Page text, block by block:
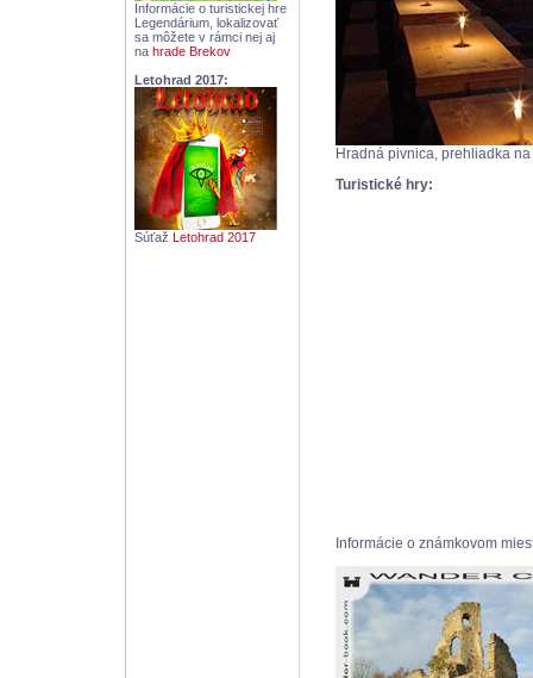
Informácie o turistickej hre
Legendárium, lokalizovať
sa môžete v rámci nej aj
na hrade Brekov
Letohrad 2017:
Súťaž Letohrad 2017
Hradná pivnica, prehliadka
Turistické hry:
Informácie o známkovom